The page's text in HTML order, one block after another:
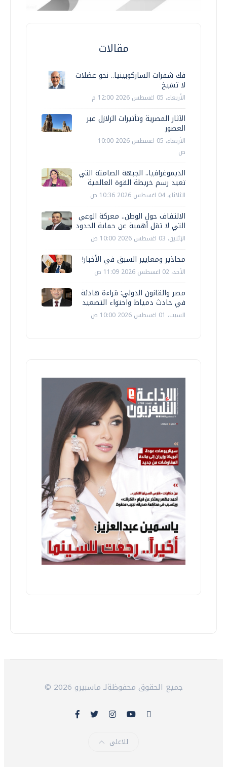
مقالات
فك شفرات الساركوبينيا.. نحو عضلات
لا تشيخ
الأربعاء، 05 اغسطس 2026 12:00 م
الآثار المصرية وتأثيرات الزلازل عبر
العصور
الأربعاء، 05 اغسطس 2026 10:00
ص
الديموغرافيا.. الجبهة الصامتة التي
تعيد رسم خريطة القوة العالمية
الثلاثاء، 04 اغسطس 2026 10:36 ص
الالتفاف حول الوطن.. معركة الوعي
التي لا تقل أهمية عن حماية الحدود
الإثنين، 03 اغسطس 2026 10:00 ص
محاذير ومعايير السبق في الأخبار!
الأحد، 02 اغسطس 2026 11:09 ص
مصر والقانون الدولي: قراءة هادئة
في حادث دمياط واحتواء التصعيد
السبت، 01 اغسطس 2026 10:00 ص
© 2026 جميع الحقوق محفوظةلـ ماسبيرو
للاعلى